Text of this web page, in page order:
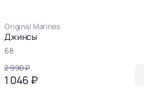
Original Marines
Джинсы
68
2 990 ₽
1 046 ₽